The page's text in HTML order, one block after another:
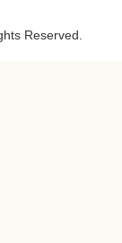
Reserved.